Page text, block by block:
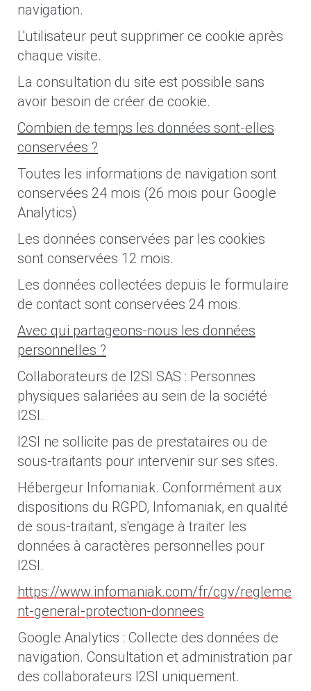
navigation.
L'utilisateur peut supprimer ce cookie après
chaque visite.
La consultation du site est possible sans
avoir besoin de créer de cookie.
Combien de temps les données sont-elles
conservées ?
Toutes les informations de navigation sont
conservées 24 mois (26 mois pour Google
Analytics)
Les données conservées par les cookies
sont conservées 12 mois.
Les données collectées depuis le formulaire
de contact sont conservées 24 mois.
Avec qui partageons-nous les données
personnelles ?
Collaborateurs de I2SI SAS : Personnes
physiques salariées au sein de la société
I2SI.
I2SI ne sollicite pas de prestataires ou de
sous-traitants pour intervenir sur ses sites.
Hébergeur Infomaniak. Conformément aux
dispositions du RGPD, Infomaniak, en qualité
de sous-traitant, s'engage à traiter les
données à caractères personnelles pour
I2SI.
https://www.infomaniak.com/fr/cgv/regleme
nt-general-protection-donnees
Google Analytics : Collecte des données de
navigation. Consultation et administration par
des collaborateurs I2SI uniquement.